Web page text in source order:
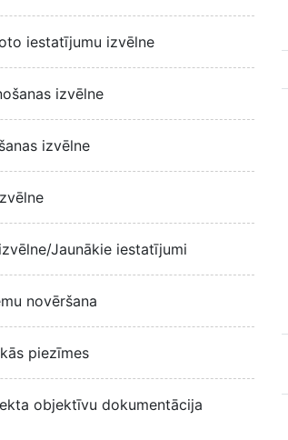
iestatījumu izvēlne
izvēlne
izvēlne
Jaunākie iestatījumi
novēršana
piezīmes
objektīvu dokumentācija